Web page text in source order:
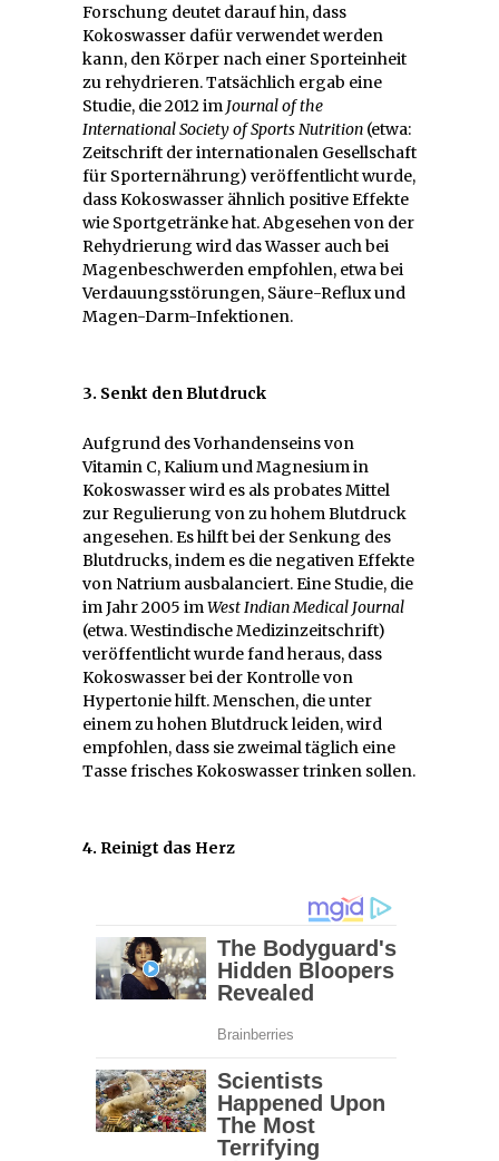
Forschung deutet darauf hin, dass
Kokoswasser dafür verwendet werden
kann, den Körper nach einer Sporteinheit
zu rehydrieren. Tatsächlich ergab eine
Studie, die 2012 im Journal of the
International Society of Sports Nutrition (etwa:
Zeitschrift der internationalen Gesellschaft
für Sporternährung) veröffentlicht wurde,
dass Kokoswasser ähnlich positive Effekte
wie Sportgetränke hat. Abgesehen von der
Rehydrierung wird das Wasser auch bei
Magenbeschwerden empfohlen, etwa bei
Verdauungsstörungen, Säure-Reflux und
Magen-Darm-Infektionen.
3. Senkt den Blutdruck
Aufgrund des Vorhandenseins von
Vitamin C, Kalium und Magnesium in
Kokoswasser wird es als probates Mittel
zur Regulierung von zu hohem Blutdruck
angesehen. Es hilft bei der Senkung des
Blutdrucks, indem es die negativen Effekte
von Natrium ausbalanciert. Eine Studie, die
im Jahr 2005 imWest Indian Medical Journal
(etwa. Westindische Medizinzeitschrift)
veröffentlicht wurde fand heraus, dass
Kokoswasser bei der Kontrolle von
Hypertonie hilft. Menschen, die unter
einem zu hohen Blutdruck leiden, wird
empfohlen, dass sie zweimal täglich eine
Tasse frisches Kokoswasser trinken sollen.
4. Reinigt das Herz